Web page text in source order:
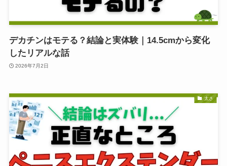
デカチンはモテる？結論と実体験｜14.5cmから変化
したリアルな話
2026年7月2日
太さ